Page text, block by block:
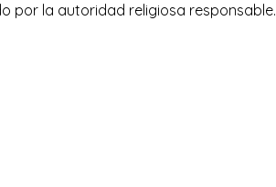
por la autoridad religiosa responsable.